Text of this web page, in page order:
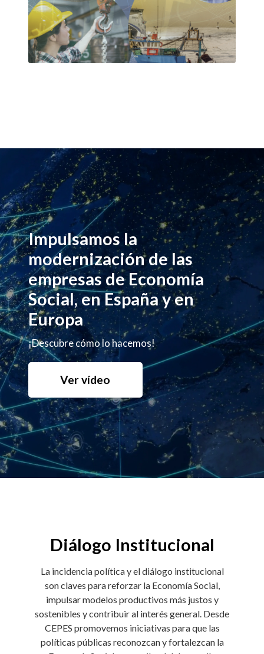
Impulsamos la
modernización de las
empresas de Economía
Social, en España y en
Europa
¡Descubre cómo lo hacemos!
Ver vídeo
Diálogo Institucional
La incidencia política y el diálogo institucional
son claves para reforzar la Economía Social,
impulsar modelos productivos más justos y
sostenibles y contribuir al interés general. Desde
CEPES promovemos iniciativas para que las
políticas públicas reconozcan y fortalezcan la